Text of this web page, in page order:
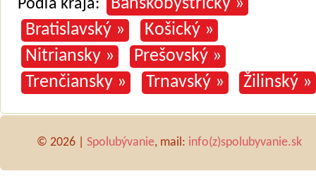
Podľa kraja:
Bratislavský »
Košický »
Nitriansky »
Prešovský »
Trenčiansky »
Trnavský » Žilinský »
© 2026 | Spolubývanie, mail: info(z)spolubyvanie.sk